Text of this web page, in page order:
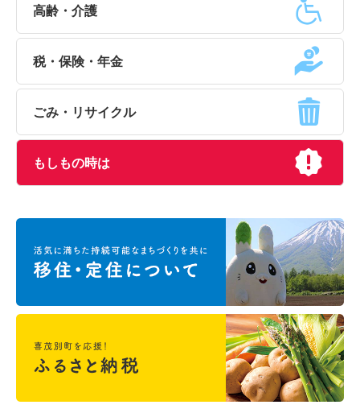
高齢・介護
税・保険・年金
ごみ・リサイクル
もしもの時は